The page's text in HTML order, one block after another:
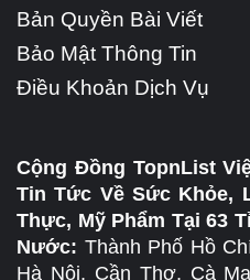
Bản Quyền Bài Viết
Bảo Mật Thông Tin
Điều Khoản Dịch Vụ
Cộng Đồng TopnList
Tin Tức Về Sức Khỏe,
Thực, Mỹ Phẩm Tại 63
Nước: Thành Phố Hồ
Hà Nội, Cần Thơ, Cà